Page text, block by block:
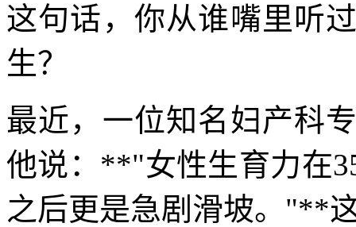
这句话，你从谁嘴里听
生？
最近，一位知名妇产科
他说：**"女性生育力在
之后更是急剧滑坡。"**